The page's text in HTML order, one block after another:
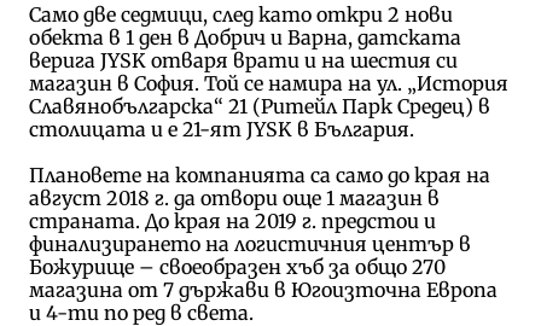
Само две седмици, след като откри 2 нови
обекта в 1 ден в Добрич и Варна, датската
верига JYSK отваря врати и на шестия си
магазин в София. Той се намира на ул. „История
Славянобългарска“ 21 (Ритейл Парк Средец) в
столицата и е 21-ят JYSK в България.
Плановете на компанията са само до края на
август 2018 г. да отвори още 1 магазин в
страната. До края на 2019 г. предстои и
финализирането на логистичния център в
Божурище – своеобразен хъб за общо 270
магазина от 7 държави в Югоизточна Европа
и 4-ти по ред в света.